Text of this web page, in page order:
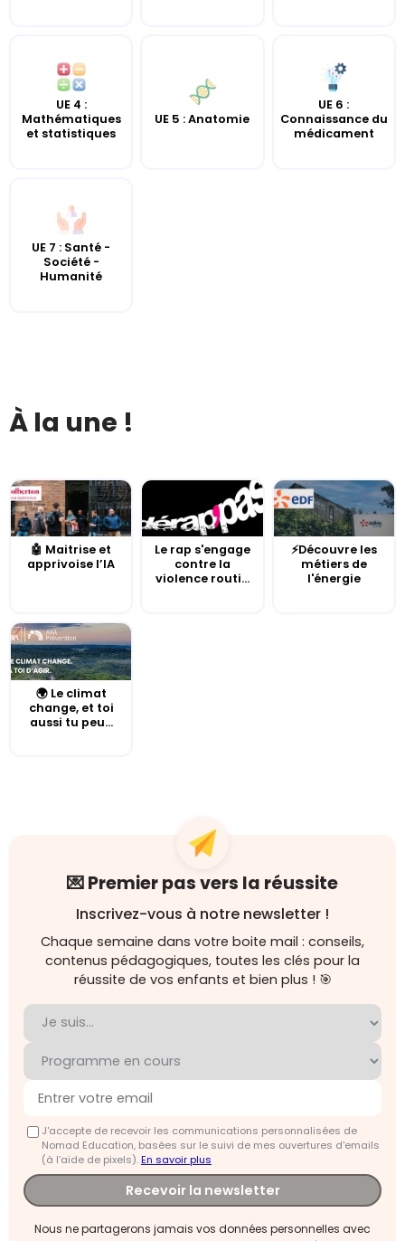
UE 4 :
Mathématiques
et statistiques
UE 5 : Anatomie
UE 6 :
Connaissance du
médicament
UE 7 : Santé -
Société -
Humanité
À la une !
🤖 Maitrise et
apprivoise l’IA
Le rap s'engage
contre la
violence routi...
⚡Découvre les
métiers de
l'énergie
🌍 Le climat
change, et toi
aussi tu peu...
💌 Premier pas vers la réussite
Inscrivez-vous à notre newsletter !
Chaque semaine dans votre boite mail : conseils,
contenus pédagogiques, toutes les clés pour la
réussite de vos enfants et bien plus ! 🎯
J'accepte de recevoir les communications personnalisées de
Nomad Education, basées sur le suivi de mes ouvertures d'emails
(à l’aide de pixels).En savoir plus
Recevoir la newsletter
Nous ne partagerons jamais vos données personnelles avec